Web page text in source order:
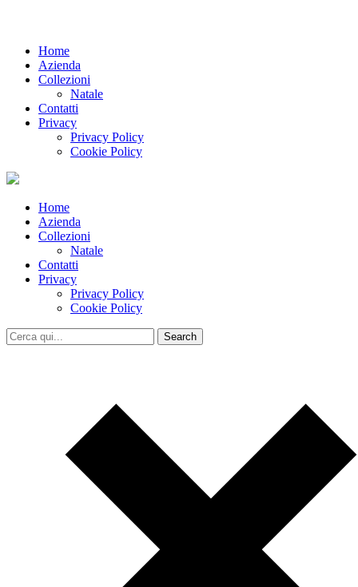
Home
Azienda
Collezioni
Natale
Contatti
Privacy
Privacy Policy
Cookie Policy
Home
Azienda
Collezioni
Natale
Contatti
Privacy
Privacy Policy
Cookie Policy